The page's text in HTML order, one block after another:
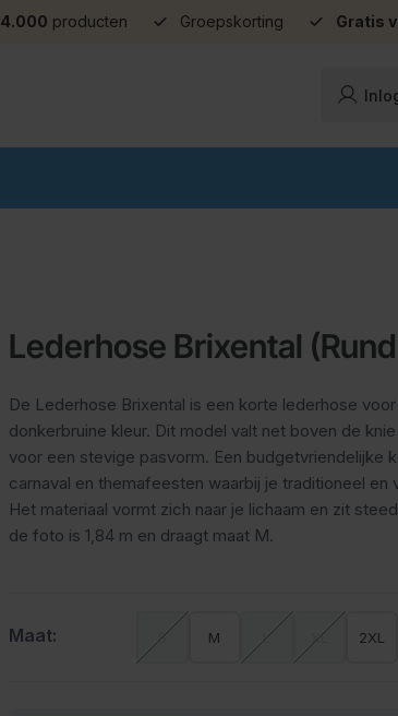
4.000 producten Groepskorting Gratis
Lederhose Brixental
De Lederhose Brixental is een korte lederhose
donkerbruine kleur. Dit model valt net boven de
voor een stevige pasvorm. Een budgetvriendelijke
carnaval en themafeesten waarbij je traditioneel
Het materiaal vormt zich naar je lichaam en zit
de foto is 1,84 m en draagt maat M.
Maat: S M L XL 2XL